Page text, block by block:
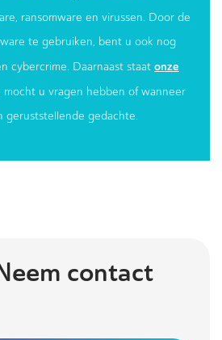
ransomware en virussen. Door de
te gebruiken, bent u ook nog
cybercrime. Daarnaast staat onze
mocht u vragen hebben of wanneer
geruststellende gedachte.
contact